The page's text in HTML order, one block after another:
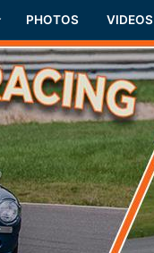
PHOTOS VIDEOS